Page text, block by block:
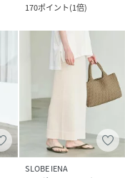
170ポイント(1倍)
SLOBE IENA